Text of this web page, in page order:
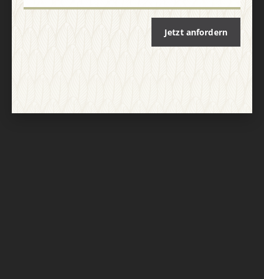
Jetzt anfordern